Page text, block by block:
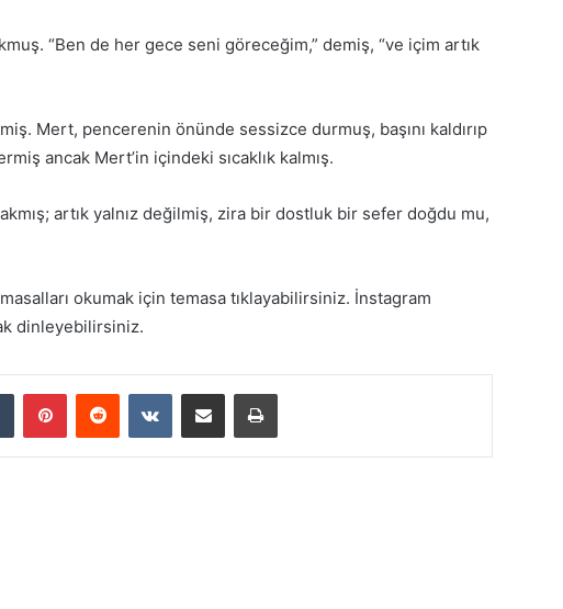
“Ben de her gece seni göreceğim,” demiş, “ve içim artık
Mert, pencerenin önünde sessizce durmuş, başını kaldırıp
ancak Mert’in içindeki sıcaklık kalmış.
artık yalnız değilmiş, zira bir dostluk bir sefer doğdu mu,
okumak için temasa tıklayabilirsiniz. İnstagram
dinleyebilirsiniz.
Tumblr PinterestReddit VKontakteE-Posta ile paylaş Yazdır